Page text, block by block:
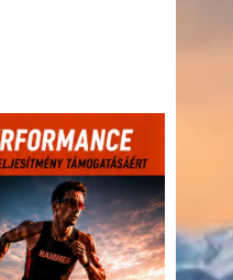
(123)Babos
(143)Bécs(214)
ferrari(139)
(305)Hosszú
(148)kajakkenu
(166)kézilabda